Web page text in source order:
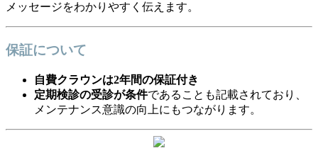
メッセージをわかりやすく伝えます。
保証について
自費クラウンは2年間の保証付き
定期検診の受診が条件であることも記載されており、
メンテナンス意識の向上にもつながります。